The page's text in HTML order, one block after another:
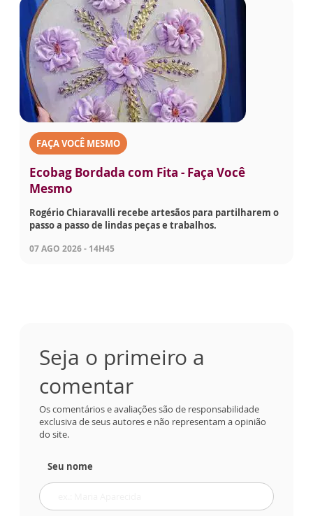
FAÇA VOCÊ MESMO
Ecobag Bordada com Fita - Faça Você
Mesmo
Rogério Chiaravalli recebe artesãos para partilharem o
passo a passo de lindas peças e trabalhos.
07 AGO 2026 - 14H45
Seja o primeiro a
comentar
Os comentários e avaliações são de responsabilidade
exclusiva de seus autores e não representam a opinião
do site.
Seu nome